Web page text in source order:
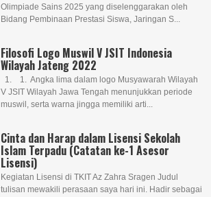
Olimpiade Sains 2025 yang diselenggarakan oleh
Bidang Pembinaan Prestasi Siswa, Jaringan S...
Filosofi Logo Muswil V JSIT Indonesia
Wilayah Jateng 2022
1. 1. Angka lima dalam logo Musyawarah Wilayah
V JSIT Wilayah Jawa Tengah menunjukkan periode
muswil, serta warna jingga memiliki arti...
Cinta dan Harap dalam Lisensi Sekolah
Islam Terpadu (Catatan ke-1 Asesor
Lisensi)
Kegiatan Lisensi di TKIT Az Zahra Sragen Judul
tulisan mewakili perasaan saya hari ini. Hadir sebagai